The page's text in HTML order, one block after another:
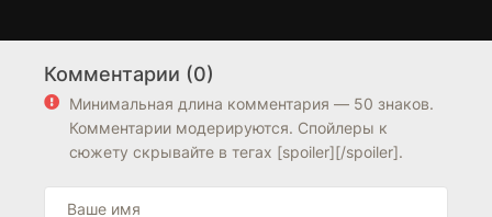
0 0
Комментарии (0)
Минимальная длина комментария — 50 знаков.
Комментарии модерируются. Спойлеры к
сюжету скрывайте в тегах [spoiler][/spoiler].